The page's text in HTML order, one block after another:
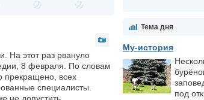
Тема дня
Му-история
под
На этот раз рвануло
8 февраля. По словам
прекращено, всех
специалисты.